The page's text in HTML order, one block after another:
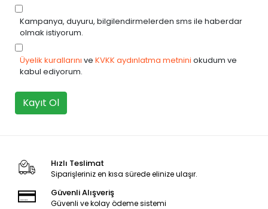
Kampanya, duyuru, bilgilendirmelerden sms ile haberdar
olmak istiyorum.
Üyelik kurallarını ve KVKK aydınlatma metnini okudum ve
kabul ediyorum.
Kayıt Ol
Hızlı Teslimat
Siparişleriniz en kısa sürede elinize ulaşır.
Güvenli Alışveriş
Güvenli ve kolay ödeme sistemi